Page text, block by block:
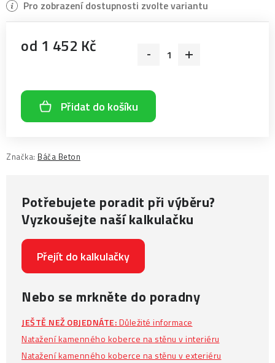
od 1 452 Kč
Přidat do košíku
Značka: Báča Beton
Potřebujete poradit při výběru?
Vyzkoušejte naší kalkulačku
Přejít do kalkulačky
Nebo se mrkněte do poradny
JEŠTĚ NEŽ OBJEDNÁTE:Důležité informace
Natažení kamenného koberce na stěnu v interiéru
Natažení kamenného koberce na stěnu v exteriéru